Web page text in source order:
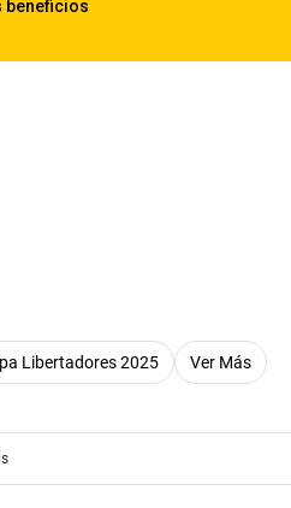
Libertadores 2025 Ver Más